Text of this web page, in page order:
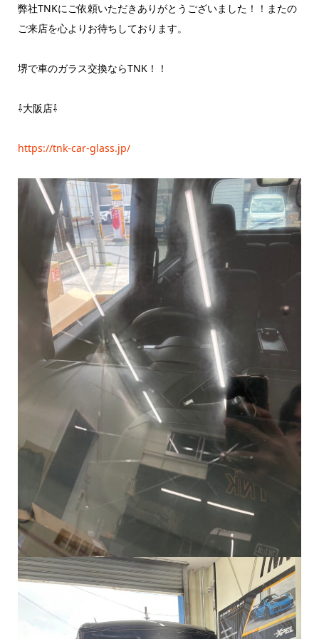
弊社TNKにご依頼いただきありがとうございました！！またの
ご来店を心よりお待ちしております。
堺で車のガラス交換ならTNK！！
⇩大阪店⇩
https://tnk-car-glass.jp/